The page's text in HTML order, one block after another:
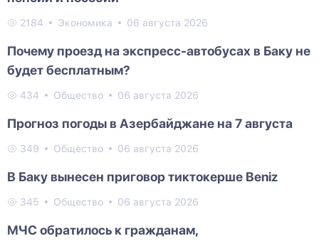
2184 Экономика 06 августа 2026
Почему проезд на экспресс-автобусах в Баку не
будет бесплатным?
434 Общество 06 августа 2026
Прогноз погоды в Азербайджане на 7 августа
349 Общество 06 августа 2026
В Баку вынесен приговор тиктокерше Beniz
345 Общество 06 августа 2026
МЧС обратилось к гражданам,